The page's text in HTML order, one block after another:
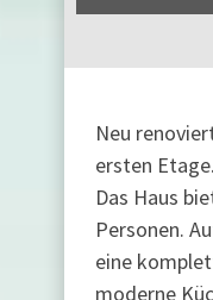
Neu
ersten Etage.
Das Haus
Personen.
eine
moderne